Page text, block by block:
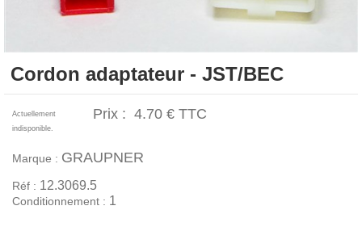
Cordon adaptateur - JST/BEC
Actuellement
indisponible.
Prix : 4.70 € TTC
Marque : GRAUPNER
Réf : 12.3069.5
Conditionnement : 1